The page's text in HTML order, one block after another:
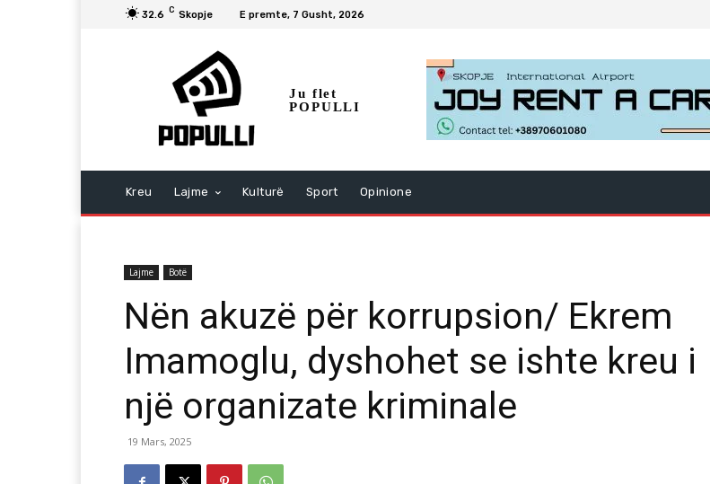
32.6 C Skopje E premte, 7 Gusht, 2026
Ju flet
POPULLI
Kreu Lajme Kulturë Sport Opinione
Lajme Botë
Nën akuzë për korrupsion/ Ekrem
Imamoglu, dyshohet se ishte kreu i
një organizate kriminale
19 Mars, 2025